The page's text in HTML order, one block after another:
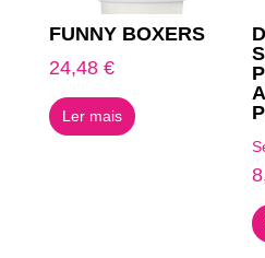
FUNNY BOXERS
24,48 €
Ler mais